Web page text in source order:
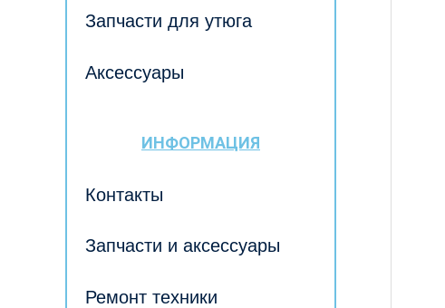
Запчасти для утюга
Аксессуары
ИНФОРМАЦИЯ
Контакты
Запчасти и аксессуары
Ремонт техники